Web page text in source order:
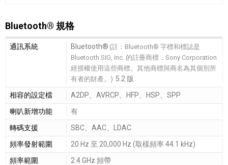
Bluetooth® 規格
Bluetooth® 規格細節敘述
通訊系統 Bluetooth® (註：Bluetooth® 字標和標誌是
Bluetooth SIG, Inc. 的註冊商標，Sony Corporation
經授權使用這些商標。其他商標與商名為其個別所
有者的財產。) 5.2 版
相容的設定檔
A2DP、AVRCP、HFP、HSP、SPP
喇叭新增功能
有
轉碼支援
SBC、AAC、LDAC
頻率發射範圍
20 Hz 至 20,000 Hz (取樣頻率 44.1 kHz)
頻率範圍
2.4 GHz 頻帶